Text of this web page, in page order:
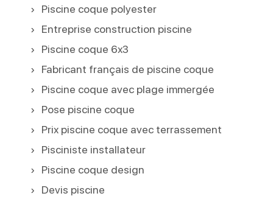
Piscine coque polyester
Entreprise construction piscine
Piscine coque 6x3
Fabricant français de piscine coque
Piscine coque avec plage immergée
Pose piscine coque
Prix piscine coque avec terrassement
Pisciniste installateur
Piscine coque design
Devis piscine